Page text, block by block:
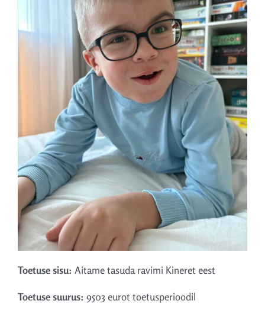
Toetuse sisu: Aitame tasuda ravimi Kineret eest
Toetuse suurus: 9503 eurot toetusperioodil